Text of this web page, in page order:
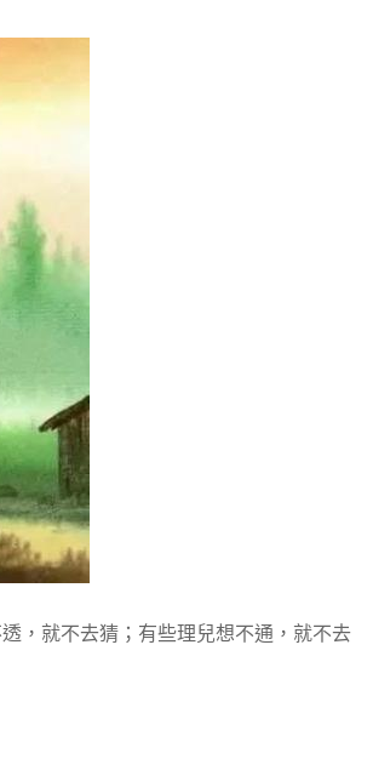
，就不去猜；有些理兒想不通，就不去